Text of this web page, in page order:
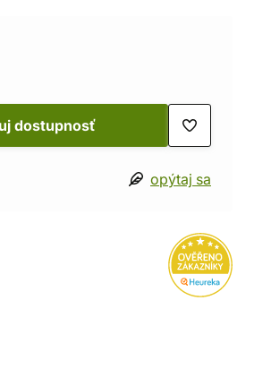
dostupnosť
opýtaj sa